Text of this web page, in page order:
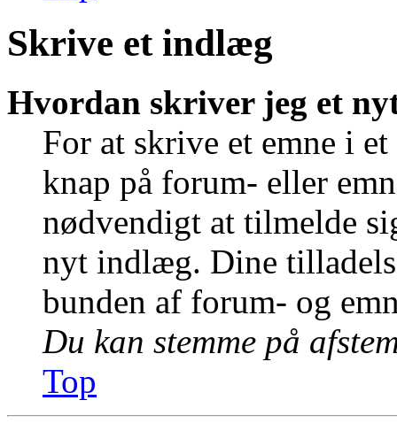
Skrive et indlæg
Hvordan skriver jeg et
For at skrive et emne i
knap på forum- eller
nødvendigt at tilmelde
nyt indlæg. Dine
bunden af forum- og
Du kan stemme på
Top